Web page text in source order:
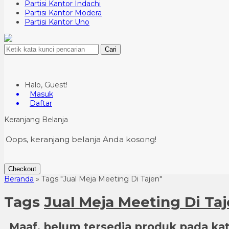
Partisi Kantor Indachi
Partisi Kantor Modera
Partisi Kantor Uno
Cari
Halo, Guest!
Masuk
Daftar
Keranjang Belanja
Oops, keranjang belanja Anda kosong!
Checkout
Beranda » Tags "Jual Meja Meeting Di Tajen"
Tags Jual Meja Meeting Di
Maaf, belum tersedia produk pada